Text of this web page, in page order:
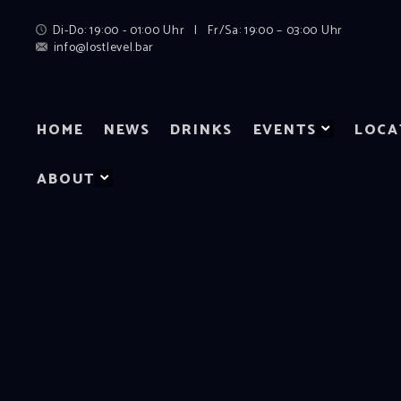
Di-Do: 19:00 - 01:00 Uhr | Fr/Sa: 19:00 – 03:00 Uhr
info@lostlevel.bar
HOME NEWS DRINKS EVENTS
ABOUT